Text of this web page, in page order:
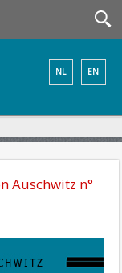
EN
NL
Auschwitz n°